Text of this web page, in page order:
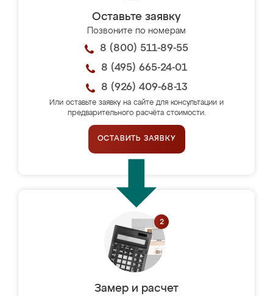
Оставьте заявку
Позвоните по номерам
8 (800) 511-89-55
8 (495) 665-24-01
8 (926) 409-68-13
Или оставьте заявку на сайте для консультации и
предварительного расчёта стоимости.
ОСТАВИТЬ ЗАЯВКУ
Замер и расчет